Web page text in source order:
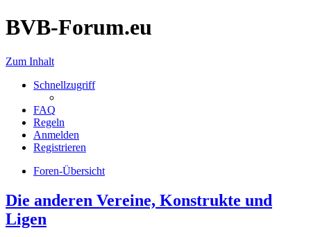
BVB-Forum.eu
Zum Inhalt
Schnellzugriff
FAQ
Regeln
Anmelden
Registrieren
Foren-Übersicht
Die anderen Vereine, Konstrukte und
Ligen